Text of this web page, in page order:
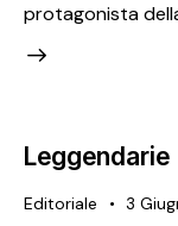
protagonista
Leggendarie
Editoriale 3